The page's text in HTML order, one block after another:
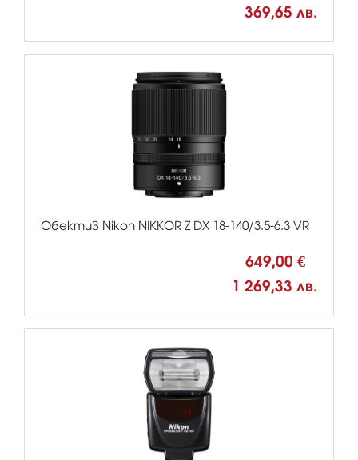
369,65 лв.
Обектив Nikon NIKKOR Z DX 18-140/3.5-6.3 VR
649,00 €
1 269,33 лв.